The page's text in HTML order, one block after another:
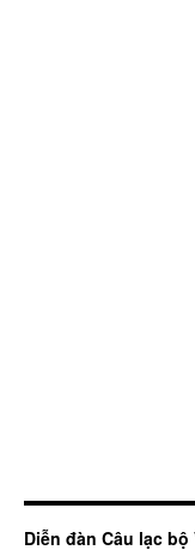
Diễn đàn Câu lạc